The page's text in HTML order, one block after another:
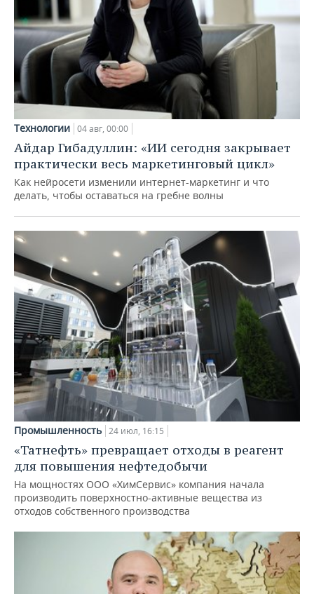
Технологии 04 авг, 00:00
Айдар Гибадуллин: «ИИ сегодня закрывает
практически весь маркетинговый цикл»
Как нейросети изменили интернет-маркетинг и что
делать, чтобы оставаться на гребне волны
Промышленность 24 июл, 16:15
«Татнефть» превращает отходы в реагент
для повышения нефтедобычи
На мощностях ООО «ХимСервис» компания начала
производить поверхностно-активные вещества из
отходов собственного производства